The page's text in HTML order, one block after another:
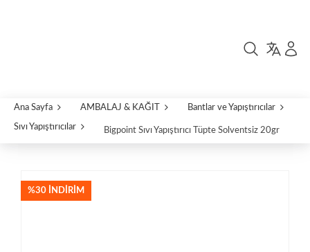
Ana Sayfa AMBALAJ & KAĞIT Bantlar ve Yapıştırıcılar
Sıvı Yapıştırıcılar Bigpoint Sıvı Yapıştırıcı Tüpte Solventsiz 20gr
%30 İNDIRIM